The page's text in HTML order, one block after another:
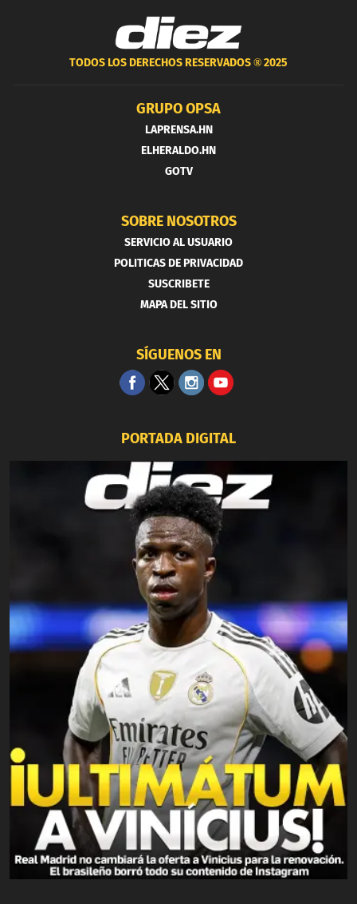
TODOS LOS DERECHOS RESERVADOS ®2025
GRUPO OPSA
LAPRENSA.HN
ELHERALDO.HN
GOTV
SOBRE NOSOTROS
SERVICIO AL USUARIO
POLITICAS DE PRIVACIDAD
SUSCRIBETE
MAPA DEL SITIO
SÍGUENOS EN
PORTADA DIGITAL